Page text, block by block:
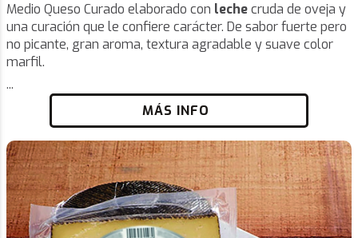
Medio Queso Curado elaborado con lechecruda de oveja y
una curación que le confiere carácter. De sabor fuerte pero
no picante, gran aroma, textura agradable y suave color
marfil.
...
MÁS INFO